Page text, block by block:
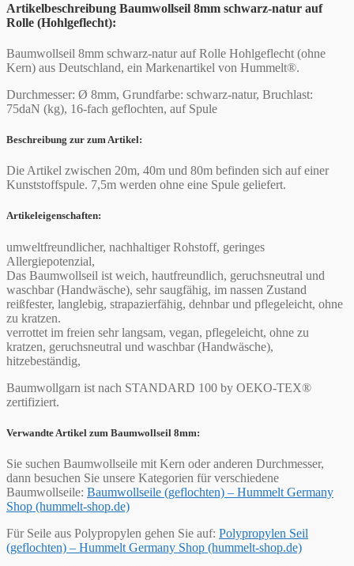
Artikelbeschreibung Baumwollseil 8mm schwarz-natur auf
Rolle (Hohlgeflecht):
Baumwollseil 8mm schwarz-natur auf Rolle Hohlgeflecht (ohne
Kern) aus Deutschland, ein Markenartikel von Hummelt®.
Durchmesser: Ø 8mm, Grundfarbe: schwarz-natur, Bruchlast:
75daN (kg), 16-fach geflochten, auf Spule
Beschreibung zur zum Artikel:
Die Artikel zwischen 20m, 40m und 80m befinden sich auf einer
Kunststoffspule. 7,5m werden ohne eine Spule geliefert.
Artikeleigenschaften:
umweltfreundlicher, nachhaltiger Rohstoff, geringes
Allergiepotenzial,
Das Baumwollseil ist weich, hautfreundlich, geruchsneutral und
waschbar (Handwäsche), sehr saugfähig, im nassen Zustand
reißfester, langlebig, strapazierfähig, dehnbar und pflegeleicht, ohne
zu kratzen.
verrottet im freien sehr langsam, vegan, pflegeleicht, ohne zu
kratzen, geruchsneutral und waschbar (Handwäsche),
hitzebeständig,
Baumwollgarn ist nach STANDARD 100 by OEKO-TEX®
zertifiziert.
Verwandte Artikel zum Baumwollseil 8mm:
Sie suchen Baumwollseile mit Kern oder anderen Durchmesser,
dann besuchen Sie unsere Kategorien für verschiedene
Baumwollseile: Baumwollseile (geflochten) – Hummelt Germany
Shop (hummelt-shop.de)
Für Seile aus Polypropylen gehen Sie auf: Polypropylen Seil
(geflochten) – Hummelt Germany Shop (hummelt-shop.de)